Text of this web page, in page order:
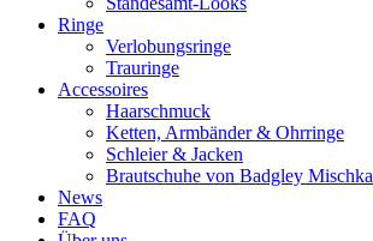
Ringe
Verlobungsringe
Trauringe
Accessoires
Haarschmuck
Ketten, Armbänder & Ohrringe
Schleier & Jacken
Brautschuhe von Badgley Mischka
News
FAQ